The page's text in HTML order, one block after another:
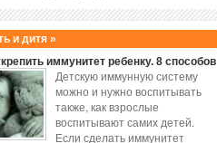
и дитя »
иммунитет ребенку. 8 способов
Детскую иммунную систему
можно и нужно воспитывать
также, как взрослые
воспитывают самих детей.
Если сделать иммунитет